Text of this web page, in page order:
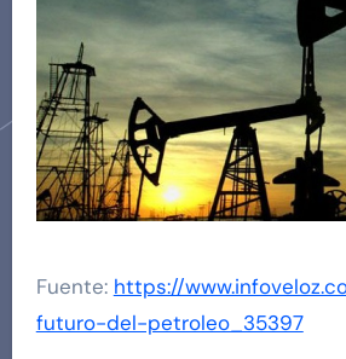
Fuente: https://
futuro-del-petroleo_35397